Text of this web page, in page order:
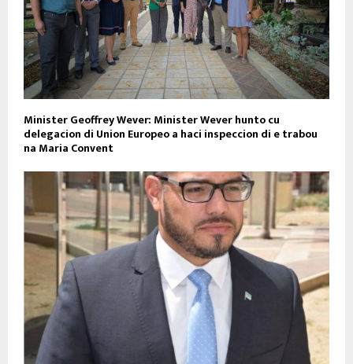
Minister Geoffrey Wever: Minister Wever hunto cu
delegacion di Union Europeo a haci inspeccion di e trabou
na Maria Convent